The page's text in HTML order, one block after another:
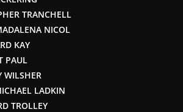
TRANCHELL
NICOL
KAY
PAUL
WILSHER
LADKIN
TROLLEY